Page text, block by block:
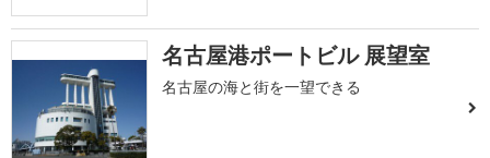
名古屋港ポートビル 展望室
名古屋の海と街を一望できる